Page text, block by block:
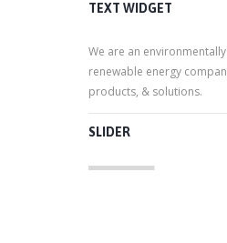
TEXT WIDGET
We are an
renewable energy
products, & solutions.
SLIDER